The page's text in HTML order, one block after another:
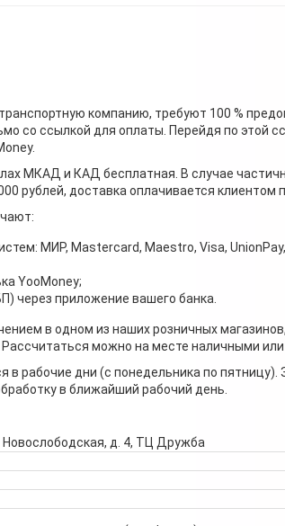
компанию, требуют 100 %
со ссылкой для оплаты. Перейдя по этой
МКАД и КАД бесплатная. В случае
рублей, доставка оплачивается клиентом
МИР, Mastercard, Maestro, Visa,
YooMoney;
через приложение вашего банка.
в одном из наших розничных
можно на месте наличными или
в рабочие дни (с понедельника по
в ближайший рабочий день.
Новослободская, д. 4, ТЦ Дружба